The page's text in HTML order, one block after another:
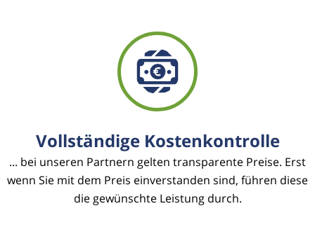
Vollständige Kostenkontrolle
... bei unseren Partnern gelten transparente Preise. Erst
wenn Sie mit dem Preis einverstanden sind, führen diese
die gewünschte Leistung durch.